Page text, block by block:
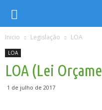
Inicio Legislação LOA
LOA
LOA (Lei
1 de julho de 2017